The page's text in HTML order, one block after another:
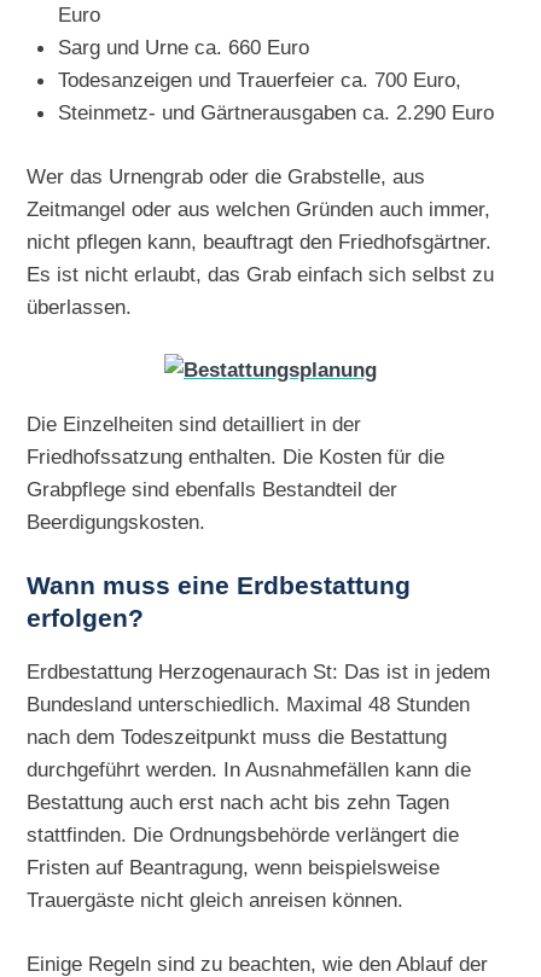
Euro
Sarg und Urne ca. 660 Euro
Todesanzeigen und Trauerfeier ca. 700 Euro,
Steinmetz- und Gärtnerausgaben ca. 2.290 Euro
Wer das Urnengrab oder die Grabstelle, aus
Zeitmangel oder aus welchen Gründen auch immer,
nicht pflegen kann, beauftragt den Friedhofsgärtner.
Es ist nicht erlaubt, das Grab einfach sich selbst zu
überlassen.
Die Einzelheiten sind detailliert in der
Friedhofssatzung enthalten. Die Kosten für die
Grabpflege sind ebenfalls Bestandteil der
Beerdigungskosten.
Wann muss eine Erdbestattung
erfolgen?
Erdbestattung Herzogenaurach St: Das ist in jedem
Bundesland unterschiedlich. Maximal 48 Stunden
nach dem Todeszeitpunkt muss die Bestattung
durchgeführt werden. In Ausnahmefällen kann die
Bestattung auch erst nach acht bis zehn Tagen
stattfinden. Die Ordnungsbehörde verlängert die
Fristen auf Beantragung, wenn beispielsweise
Trauergäste nicht gleich anreisen können.
Einige Regeln sind zu beachten, wie den Ablauf der